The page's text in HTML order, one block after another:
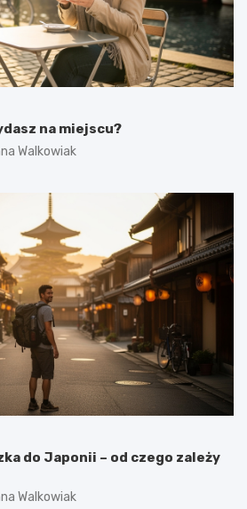
na miejscu?
Walkowiak
do Japonii – od czego zależy
Walkowiak